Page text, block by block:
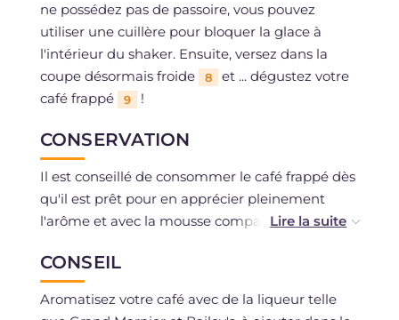
ne possédez pas de passoire, vous pouvez
utiliser une cuillère pour bloquer la glace à
l'intérieur du shaker. Ensuite, versez dans la
coupe désormais froide
8
et ... dégustez votre
café frappé
9 !
CONSERVATION
Il est conseillé de consommer le café frappé dès
qu'il est prêt pour en apprécier pleinement
l'arôme et avec la mousse compacte qui le
CONSEIL
Aromatisez votre café avec de la liqueur telle